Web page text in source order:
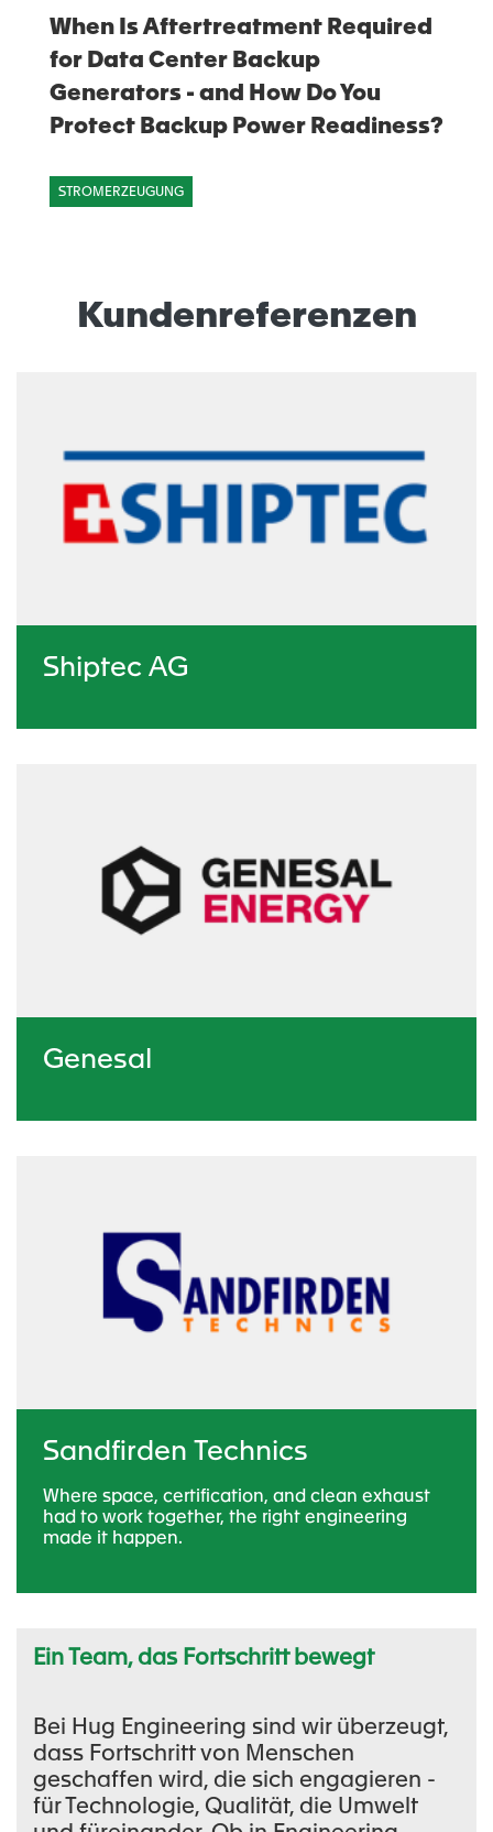
When Is Aftertreatment Required
for Data Center Backup
Generators - and How Do You
Protect Backup Power Readiness?
STROMERZEUGUNG
Kundenreferenzen
Shiptec AG
Genesal
Sandfirden Technics
Where space, certification, and clean exhaust
had to work together, the right engineering
made it happen.
Ein Team, das Fortschritt bewegt
Bei Hug Engineering sind wir überzeugt,
dass Fortschritt von Menschen
geschaffen wird, die sich engagieren -
für Technologie, Qualität, die Umwelt